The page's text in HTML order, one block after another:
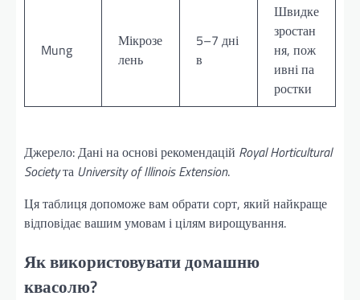
Mung
Мікрозе
лень
5–7 дні
в
Швидке
зростан
ня, пож
ивні па
ростки
Джерело: Дані на основі рекомендацій Royal Horticultural
Societyта University of Illinois Extension.
Ця таблиця допоможе вам обрати сорт, який найкраще
відповідає вашим умовам і цілям вирощування.
Як використовувати домашню
квасолю?